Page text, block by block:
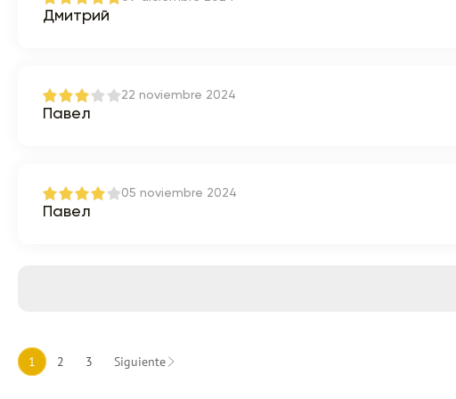
Дмитрий
22 noviembre 2024
Павел
05 noviembre 2024
Павел
1 2 3 Siguiente